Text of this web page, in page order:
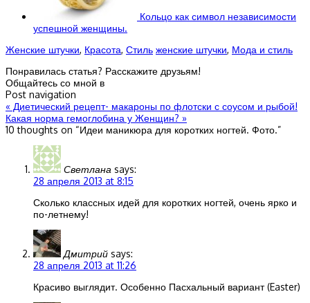
Кольцо как символ независимости
успешной женщины.
Женские штучки, Красота, Стиль женские штучки, Мода и стиль
Понравилась статья? Расскажите друзьям!
Общайтесь со мной в
Post navigation
« Диетический рецепт- макароны по флотски с соусом и рыбой!
Какая норма гемоглобина у Женщин? »
10 thoughts on “Идеи маникюра для коротких ногтей. Фото.”
Светлана says:
28 апреля 2013 at 8:15
Сколько классных идей для коротких ногтей, очень ярко и
по-летнему!
Дмитрий says:
28 апреля 2013 at 11:26
Красиво выглядит. Особенно Пасхальный вариант (Easter)